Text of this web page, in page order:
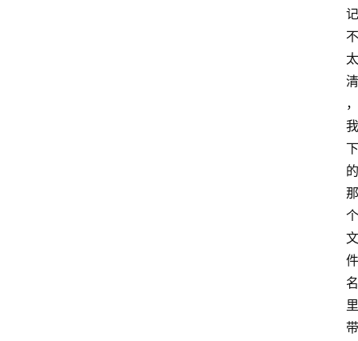
记
不
太
清
，
我
下
的
那
个
文
件
名
里
带